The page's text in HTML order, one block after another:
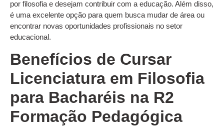
por filosofia e desejam contribuir com a educação. Além disso,
é uma excelente opção para quem busca mudar de área ou
encontrar novas oportunidades profissionais no setor
educacional.
Benefícios de Cursar
Licenciatura em Filosofia
para Bacharéis na R2
Formação Pedagógica